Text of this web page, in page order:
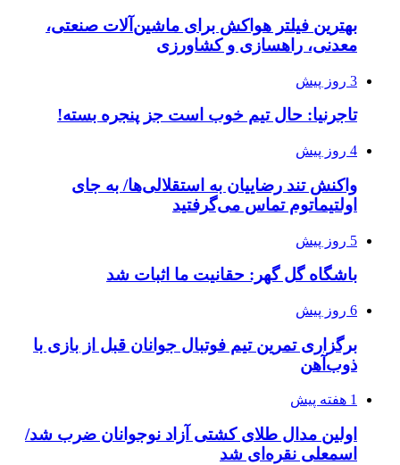
بهترین فیلتر هواکش برای ماشین‌آلات صنعتی،
معدنی، راهسازی و کشاورزی
3 روز پیش
تاجرنیا: حال تیم خوب است جز پنجره بسته!
4 روز پیش
واکنش تند رضاییان به استقلالی‌ها/ به جای
اولتیماتوم تماس می‌گرفتید
5 روز پیش
باشگاه گل گهر: حقانیت ما اثبات شد
6 روز پیش
برگزاری تمرین تیم فوتبال جوانان قبل از بازی با
ذوب‌آهن
1 هفته پیش
اولین مدال طلای کشتی آزاد نوجوانان ضرب شد/
اسمعلی نقره‌ای شد